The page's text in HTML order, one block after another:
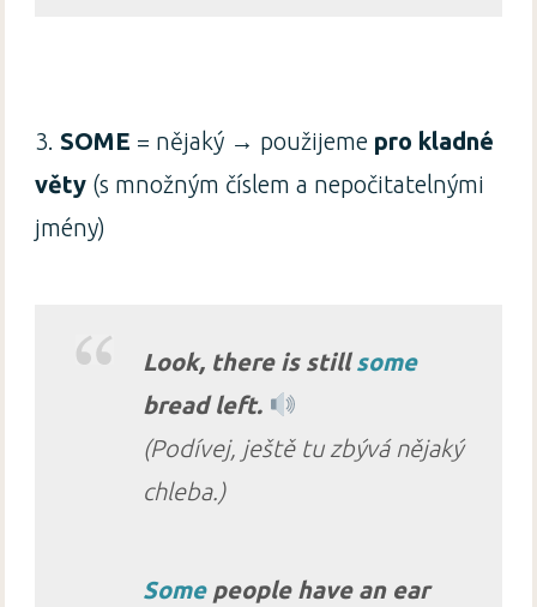
3. SOME = nějaký → použijeme pro kladné
věty (s množným číslem a nepočitatelnými
jmény)
Look, there is stillsome
bread left.
(Podívej, ještě tu zbývá nějaký
chleba.)
Somepeople have an ear